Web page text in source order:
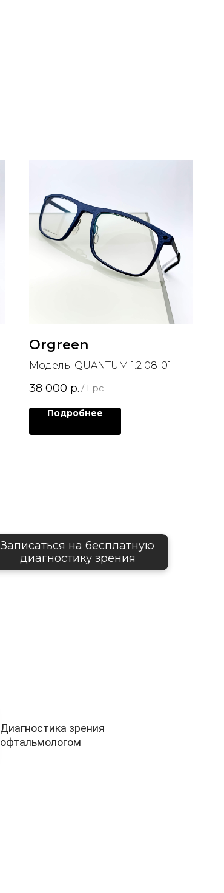
Orgreen
Модель: QUANTUM 1.2 08-01
38 000 р. /1 pc
Подробнее
Записаться на бесплатную
диагностику зрения
Диагностика зрения
офтальмологом